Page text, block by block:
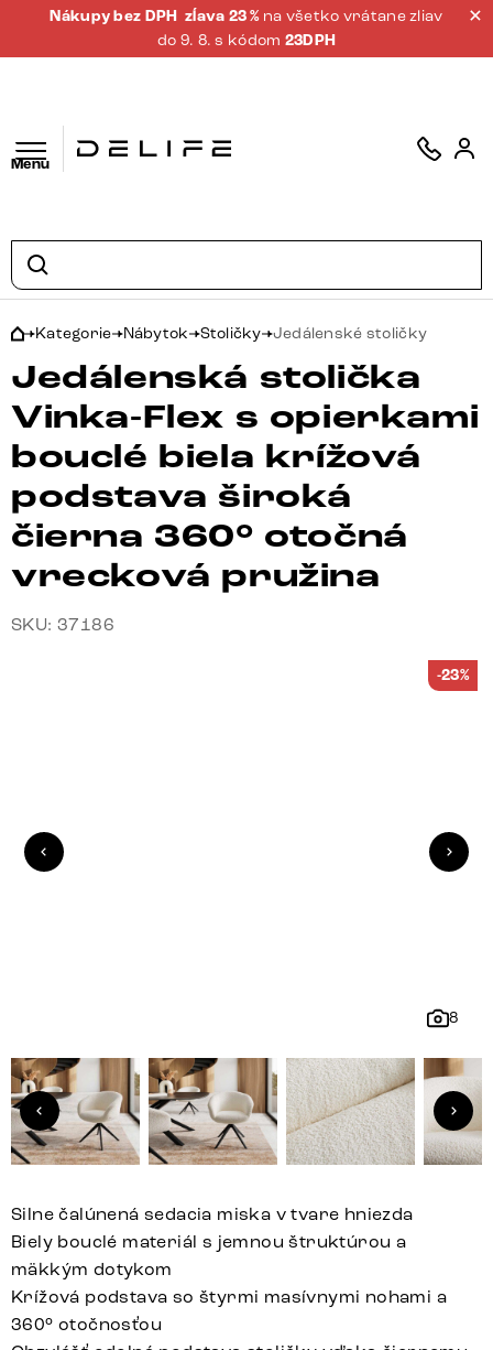
Nákupy bez DPH zĺava 23 % na všetko vrátane zliav
do 9. 8. s kódom 23DPH
Menu
Kategorie Nábytok Stoličky Jedálenské stoličky
Jedálenská stolička
Vinka-Flex s opierkami
bouclé biela krížová
podstava široká
čierna 360° otočná
vrecková pružina
SKU: 37186
8
-23%
Silne čalúnená sedacia miska v tvare hniezda
Biely bouclé materiál s jemnou štruktúrou a
mäkkým dotykom
Krížová podstava so štyrmi masívnymi nohami a
360° otočnosťou